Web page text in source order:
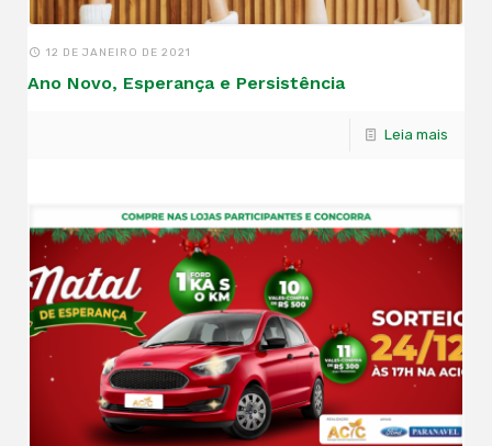
12 DE JANEIRO DE 2021
Ano Novo, Esperança e Persistência
Leia mais